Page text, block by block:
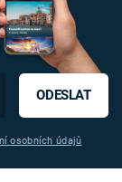
ODESLAT
osobních údajů